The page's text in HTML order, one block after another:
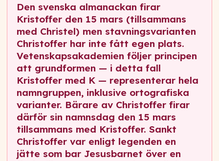
Den svenska almanackan firar
Kristoffer den 15 mars (tillsammans
med Christel) men stavningsvarianten
Christoffer har inte fått egen plats.
Vetenskapsakademien följer principen
att grundformen — i detta fall
Kristoffer med K — representerar hela
namngruppen, inklusive ortografiska
varianter. Bärare av Christoffer firar
därför sin namnsdag den 15 mars
tillsammans med Kristoffer. Sankt
Christoffer var enligt legenden en
jätte som bar Jesusbarnet över en